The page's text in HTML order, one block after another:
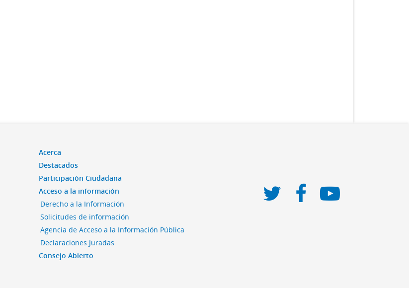
Acerca
Destacados
Participación Ciudadana
Acceso a la información
Derecho a la Información
Solicitudes de información
Agencia de Acceso a la Información Pública
Declaraciones Juradas
Consejo Abierto